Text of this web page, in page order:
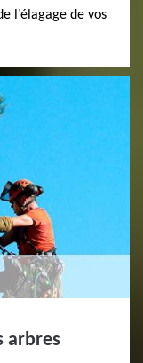
l’élagage de vos
arbres